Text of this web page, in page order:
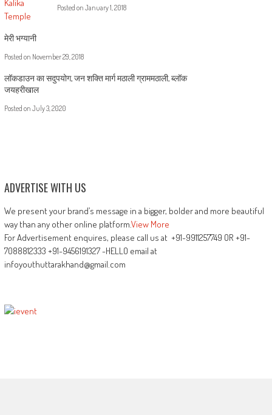
Posted on January 1, 2018
मेरी भग्यानी
Posted on November 29, 2018
लॉकडाउन का सदुपयोग, जन शक्ति मार्ग मठाली ग्राममठाली, ब्लॉक
जयहरीखाल
Posted on July 3, 2020
ADVERTISE WITH US
We present your brand’s message in a bigger, bolder and more beautiful
way than any other online platform.View More
For Advertisement enquires, please call us at +91-9911257749 OR +91-
7088812333 +91-9456191327 -HELLO email at
infoyouthuttarakhand@gmail.com